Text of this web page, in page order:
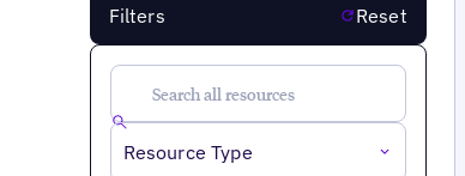
Filters Reset
Resource Type